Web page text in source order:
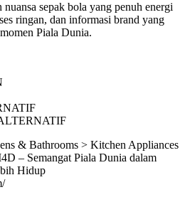
sepak bola yang penuh energi
ringan, dan informasi brand yang
Piala Dunia.
& Bathrooms > Kitchen Appliances
– Semangat Piala Dunia dalam
Hidup